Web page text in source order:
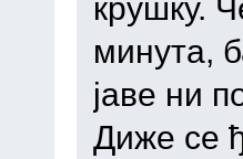
крушку.
минута,
јаве ни
Диже се